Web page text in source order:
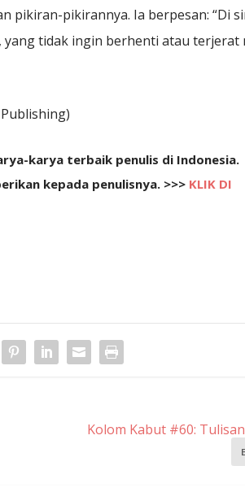
pikiran-pikirannya. Ia berpesan: “Di
yang tidak ingin berhenti atau terjerat
karya terbaik penulis di Indonesia.
kepada penulisnya. >>> KLIK DI
Kolom Kabut #60: